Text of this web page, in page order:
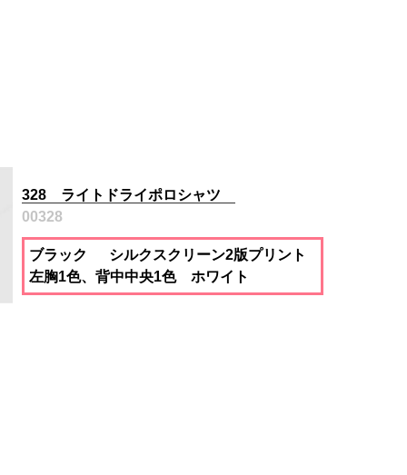
328 ライトドライポロシャツ
00328
ブラック シルクスクリーン2版プリント
左胸1色、背中中央1色 ホワイト